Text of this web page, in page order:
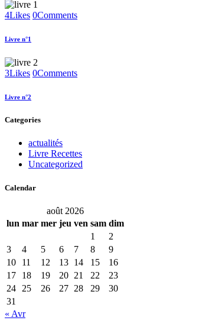
4Likes 0Comments
Livre n°1
3Likes 0Comments
Livre n°2
Categories
actualités
Livre Recettes
Uncategorized
Calendar
août 2026
lun mar mer jeu ven sam dim
1
2
3
4 5 6 7 8
9
10
11 12 13 14 15
16
17
18 19 20 21 22
23
24
25 26 27 28 29
30
31
« Avr